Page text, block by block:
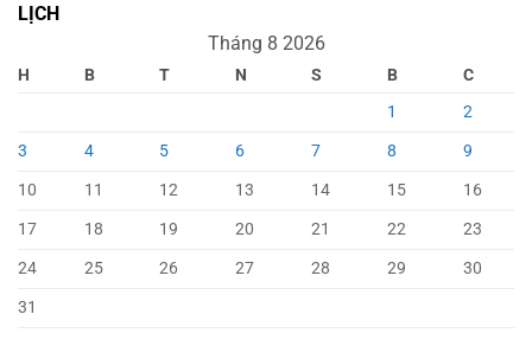
LỊCH
Tháng 8 2026
H B T N S B
C
1
2
3
4 5 6 7 8
9
10
11 12 13 14 15
16
17
18 19 20 21 22
23
24
25 26 27 28 29
30
31